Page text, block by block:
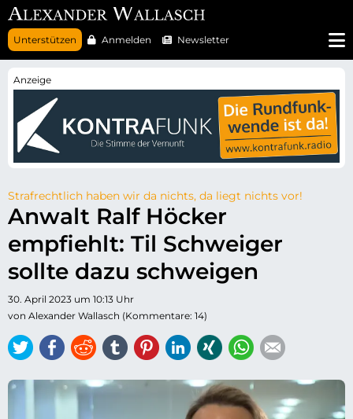
N
a
v
r
p
r
n
e
Unterstützen Anmelden Newsletter
Strafrechtlich haben wir da nichts, da liegt nichts vor!
Anwalt Ralf Höcker
empfiehlt: Til Schweiger
sollte dazu schweigen
30. April 2023 um 10:13 Uhr
von Alexander Wallasch (Kommentare: 14)
TwitterFacebook
ReddittumblrPinterestLinkedIn
Xing WhatsApp